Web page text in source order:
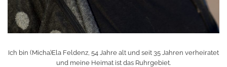
Ich bin (Micha)Ela Feldenz, 54 Jahre alt und seit 35 Jahren verheiratet
und meine Heimat ist das Ruhrgebiet.